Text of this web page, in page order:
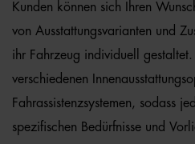
Kunden können sich Ihren
von Ausstattungsvarianten und
ihr Fahrzeug individuell
verschiedenen
Fahrassistenzsystemen, sodass
spezifischen Bedürfnisse und